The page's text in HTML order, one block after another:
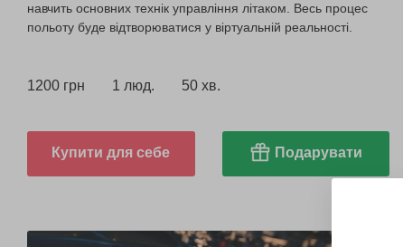
навчить основних технік управління літаком. Весь процес
польоту буде відтворюватися у віртуальній реальності.
1200 грн 1 люд. 50 хв.
Купити для себе Подарувати